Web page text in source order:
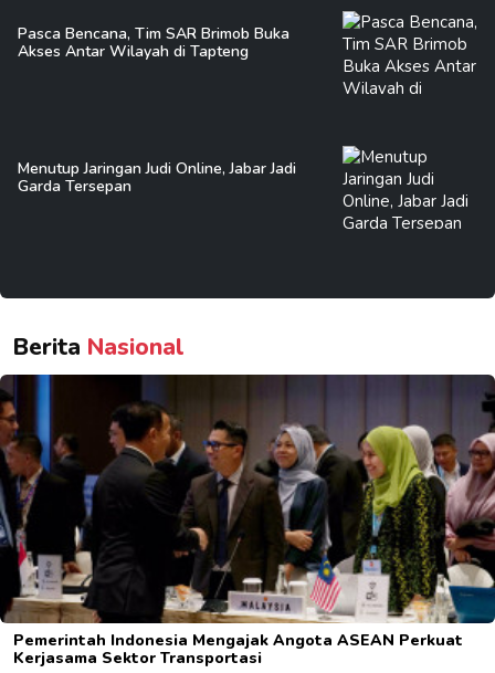
Pasca Bencana, Tim SAR Brimob Buka
Akses Antar Wilayah di Tapteng
Menutup Jaringan Judi Online, Jabar Jadi
Garda Tersepan
Berita Nasional
Pemerintah Indonesia Mengajak Angota ASEAN Perkuat
Kerjasama Sektor Transportasi